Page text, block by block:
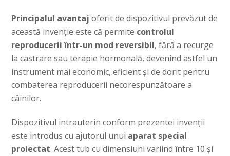
Principalul avantaj oferit de dispozitivul prevăzut de
această invenție este că permite controlul
reproducerii într-un mod reversibil, fără a recurge
la castrare sau terapie hormonală, devenind astfel un
instrument mai economic, eficient și de dorit pentru
combaterea reproducerii necorespunzătoare a
câinilor.
Dispozitivul intrauterin conform prezentei invenţii
este introdus cu ajutorul unui aparat special
proiectat. Acest tub cu dimensiuni variind între 10 și